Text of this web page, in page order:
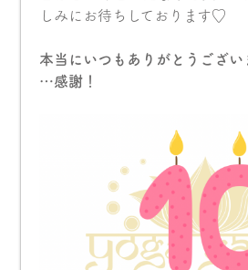
しみにお待ちしております♡
本当にいつもありがとうござい
…感謝！